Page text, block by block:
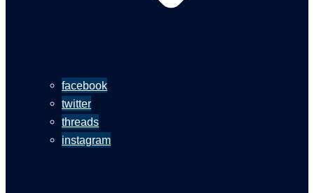
facebook
twitter
threads
instagram